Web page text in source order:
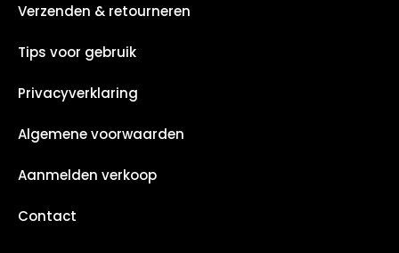
Verzenden & retourneren
Tips voor gebruik
Privacyverklaring
Algemene voorwaarden
Aanmelden verkoop
Contact